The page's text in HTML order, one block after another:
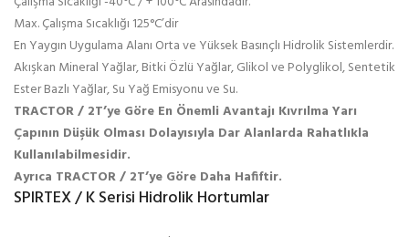
Max. Çalışma Sıcaklığı 125°C’dir
En Yaygın Uygulama Alanı Orta ve Yüksek Basınçlı Hidrolik Sistemlerdir.
Akışkan Mineral Yağlar, Bitki Özlü Yağlar, Glikol ve Polyglikol, Sentetik
Ester Bazlı Yağlar, Su Yağ Emisyonu ve Su.
TRACTOR / 2T’ye Göre En Önemli Avantajı Kıvrılma Yarı
Çapının Düşük Olması Dolayısıyla Dar Alanlarda Rahatlıkla
Kullanılabilmesidir.
Ayrıca TRACTOR / 2T’ye Göre Daha Hafiftir.
SPIRTEX / K Serisi Hidrolik Hortumlar